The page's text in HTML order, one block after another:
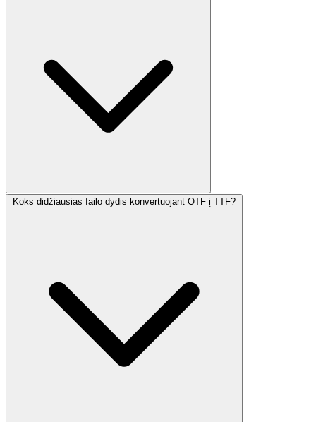
Koks didžiausias failo dydis konvertuojant OTF į TTF?